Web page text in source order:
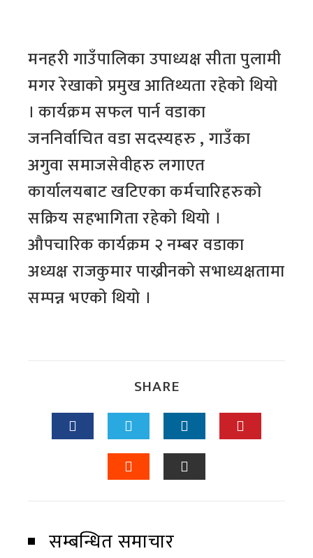
मनहरी गाउँपालिका उपाध्यक्ष सीता पुलामी
मगर रेखाको प्रमुख आतिथ्यता रहेको थियो
। कार्यक्रम सफल पार्न वडाका
जननिर्वाचित वडा सदस्यहरु , गाउँका
अगुवा समाजसेवीहरु लगाएत
कार्यालयबाट खटिएका कर्मचारिहरुको
सक्रिय सहभागिता रहेको थियो ।
औपचारिक कार्यक्रम २ नम्बर वडाका
अध्यक्ष राजकुमार पाख्रीनको सभाध्यक्षतामा
सम्पन्न भएको थियो ।
SHARE
सम्बन्धित समाचार